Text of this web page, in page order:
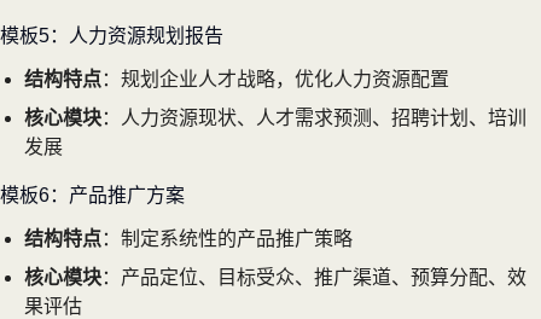
模板5：人力资源规划报告
结构特点：规划企业人才战略，优化人力资源配置
核心模块：人力资源现状、人才需求预测、招聘计划、培训
发展
模板6：产品推广方案
结构特点：制定系统性的产品推广策略
核心模块：产品定位、目标受众、推广渠道、预算分配、效
果评估